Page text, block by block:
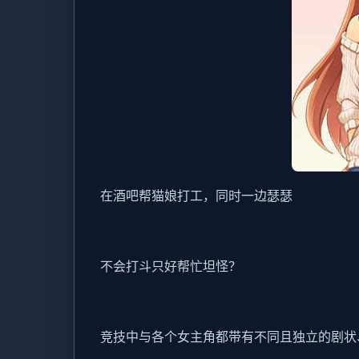
在酒吧帮猫娘打工，同时一边瑟瑟
不会打斗只好帮忙坦怪？
竞技中与各个女主角都带有不同且独立的剧